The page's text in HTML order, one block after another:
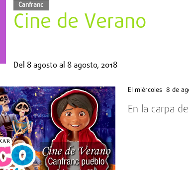
Canfranc
Cine de Verano
Del 8 agosto al 8 agosto, 2018
El miércoles 8 de
En la carpa